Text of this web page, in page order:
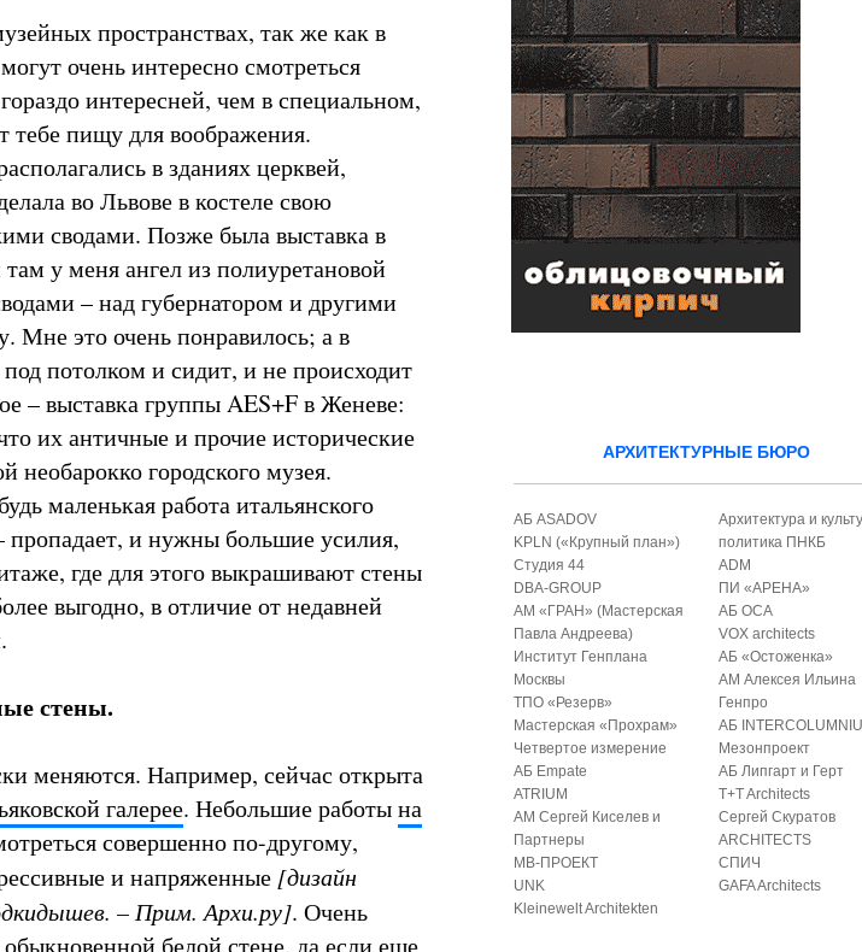
пространствах, так же как в
очень интересно смотреться
интересней, чем в специальном,
тебе пищу для воображения.
в зданиях церквей,
во Львове в костеле свою
сводами. Позже была выставка в
у меня ангел из полиуретановой
– над губернатором и другими
Мне это очень понравилось; а в
потолком и сидит, и не происходит
– выставка группы AES+F в Женеве:
их античные и прочие исторические
необарокко городского музея.
маленькая работа итальянского
пропадает, и нужны большие усилия,
где для этого выкрашивают стены
выгодно, в отличие от недавней
стены.
меняются. Например, сейчас открыта
галерее. Небольшие работына
совершенно по-другому,
и напряженные [дизайн
– Прим. Архи.ру]. Очень
белой стене, да если еще
АРХИТЕКТУРНЫЕ БЮРО
АБ ASADOV
KPLN («Крупный план»)
Студия 44
DBA-GROUP
АМ «ГРАН» (Мастерская
Павла Андреева)
Институт Генплана
Москвы
ТПО «Резерв»
Мастерская «Прохрам»
Четвертое измерение
АБ Empate
ATRIUM
АМ Сергей Киселев и
Партнеры
МВ-ПРОЕКТ
UNK
Kleinewelt Architekten
Архитектура и
политика ПНКБ
ADM
ПИ «АРЕНА»
АБ ОСА
VOX architects
АБ «Остоженка»
АМ Алексея Ильина
Генпро
АБ
Мезонпроект
АБ Липгарт и Герт
T+T Architects
Сергей Скуратов
ARCHITECTS
СПИЧ
GAFA Architects